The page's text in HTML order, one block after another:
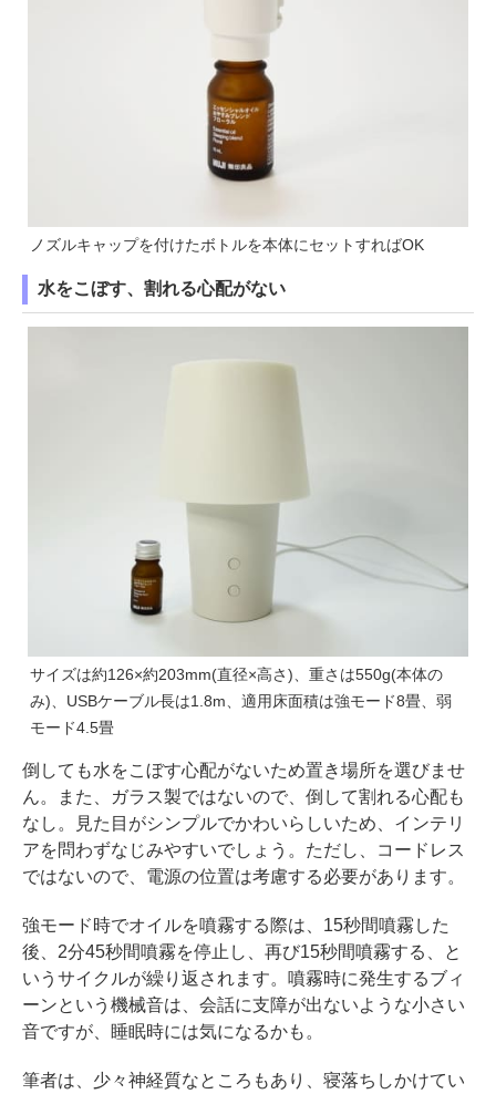
ノズルキャップを付けたボトルを本体にセットすればOK
水をこぼす、割れる心配がない
サイズは約126×約203mm(直径×高さ)、重さは550g(本体の
み)、USBケーブル長は1.8m、適用床面積は強モード8畳、弱
モード4.5畳
倒しても水をこぼす心配がないため置き場所を選びませ
ん。また、ガラス製ではないので、倒して割れる心配も
なし。見た目がシンプルでかわいらしいため、インテリ
アを問わずなじみやすいでしょう。ただし、コードレス
ではないので、電源の位置は考慮する必要があります。
強モード時でオイルを噴霧する際は、15秒間噴霧した
後、2分45秒間噴霧を停止し、再び15秒間噴霧する、と
いうサイクルが繰り返されます。噴霧時に発生するブィ
ーンという機械音は、会話に支障が出ないような小さい
音ですが、睡眠時には気になるかも。
筆者は、少々神経質なところもあり、寝落ちしかけてい